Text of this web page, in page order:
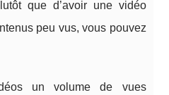
que d’avoir une vidéo
peu vus, vous pouvez
un volume de vues